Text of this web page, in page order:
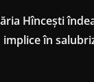
Hîncești
implice în